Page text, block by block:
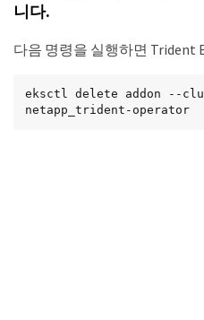
니다.
다음 명령을 실행하면 Trident
eksctl delete addon --
netapp_trident-operator